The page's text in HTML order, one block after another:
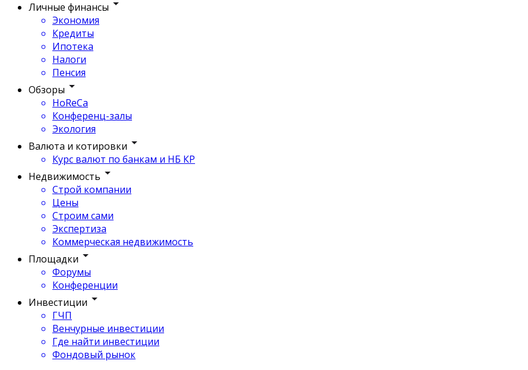
Личные финансы
Экономия
Кредиты
Ипотека
Налоги
Пенсия
Обзоры
HoReCa
Конференц-залы
Экология
Валюта и котировки
Курс валют по банкам и НБ КР
Недвижимость
Строй компании
Цены
Строим сами
Экспертиза
Коммерческая недвижимость
Площадки
Форумы
Конференции
Инвестиции
ГЧП
Венчурные инвестиции
Где найти инвестиции
Фондовый рынок